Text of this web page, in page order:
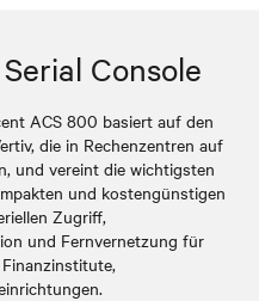
Console
ACS 800 basiert auf den
die in Rechenzentren auf
und vereint die wichtigsten
und kostengünstigen
Zugriff,
und Fernvernetzung für